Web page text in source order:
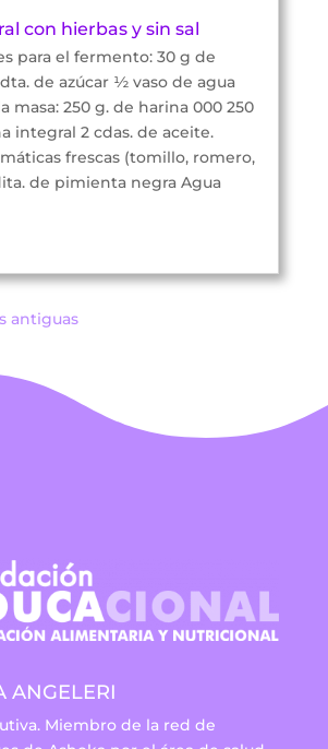
con hierbas y sin sal
para el fermento: 30 g de
de azúcar ½ vaso de agua
masa: 250 g. de harina 000 250
integral 2 cdas. de aceite.
frescas (tomillo, romero,
de pimienta negra Agua
antiguas
ANGELERI
Miembro de la red de